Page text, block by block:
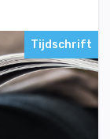
Tijdschrift